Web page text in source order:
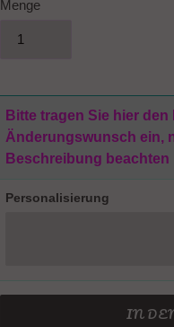
Menge
Bitte tragen Sie hier
Änderungswunsch ein,
Beschreibung beachten
Personalisierung
IN